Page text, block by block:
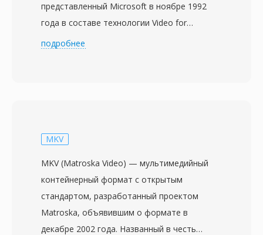
представленный Microsoft в ноябре 1992
года в составе технологии Video for
Windows. Построенный на структуре
— он может содержать видео, сжатое
Cinepak и Indeo до современных DivX, Xvid и
H.264. Эта гибкость обеспечила массовое
распространение на персональных
компьютерах в 1990-х и 2000-х годах.
подробнее
MKV
MKV (Matroska Video) — мультимедийный
контейнерный формат с открытым
стандартом, разработанный проектом
Matroska, объявившим о формате в
декабре 2002 года. Названный в честь